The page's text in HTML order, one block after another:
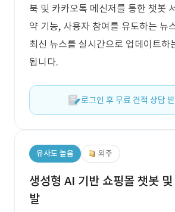
북 및 카카오톡 메신저를 통한 챗봇
약 기능, 사용자 참여를 유도하는 뉴
최신 뉴스를 실시간으로 업데이트하
됩니다.
로그인 후 무료 견적 상담
유사도 높음 외주
생성형 AI 기반 쇼핑몰 챗봇
발